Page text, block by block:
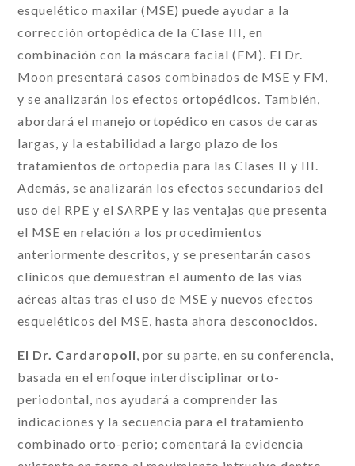
esquelético maxilar (MSE) puede ayudar a la
corrección ortopédica de la Clase III, en
combinación con la máscara facial (FM). El Dr.
Moon presentará casos combinados de MSE y FM,
y se analizarán los efectos ortopédicos. También,
abordará el manejo ortopédico en casos de caras
largas, y la estabilidad a largo plazo de los
tratamientos de ortopedia para las Clases II y III.
Además, se analizarán los efectos secundarios del
uso del RPE y el SARPE y las ventajas que presenta
el MSE en relación a los procedimientos
anteriormente descritos, y se presentarán casos
clínicos que demuestran el aumento de las vías
aéreas altas tras el uso de MSE y nuevos efectos
esqueléticos del MSE, hasta ahora desconocidos.
El Dr. Cardaropoli, por su parte, en su conferencia,
basada en el enfoque interdisciplinar orto-
periodontal, nos ayudará a comprender las
indicaciones y la secuencia para el tratamiento
combinado orto-perio; comentará la evidencia